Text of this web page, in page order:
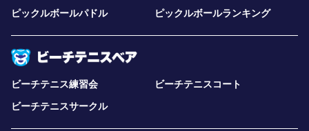
ピックルボールパドル
ピックルボールランキング
ビーチテニス練習会
ビーチテニスコート
ビーチテニスサークル